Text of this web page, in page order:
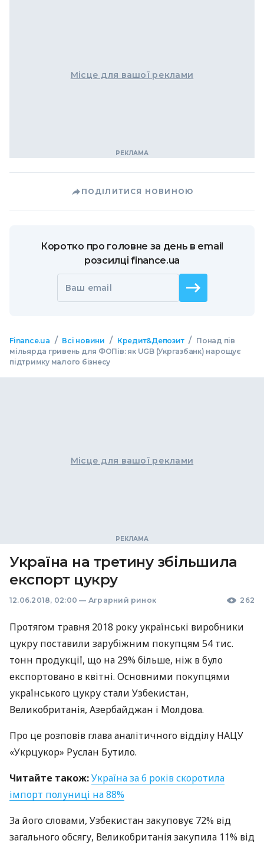
Місце для вашої реклами
ПОДІЛИТИСЯ НОВИНОЮ
Коротко про головне за день в email
розсилці finance.ua
Ваш email
Finance.ua / Всі новини / Кредит&Депозит / Понад пів
мільярда гривень для ФОПів: як UGB (Укргазбанк) нарощує
підтримку малого бізнесу
Місце для вашої реклами
Україна на третину збільшила
експорт цукру
12.06.2018, 02:00 — Аграрний ринок 262
Протягом травня 2018 року українські виробники
цукру поставили зарубіжним покупцям 54 тис.
тонн продукції, що на 29% більше, ніж в було
експортовано в квітні. Основними покупцями
українського цукру стали Узбекистан,
Великобританія, Азербайджан і Молдова.
Про це розповів глава аналітичного відділу НАЦУ
«Укрцукор» Руслан Бутило.
Читайте також:Україна за 6 років скоротила
імпорт полуниці на 88%
За його словами, Узбекистан закуповує 72% від
загального обсягу, Великобританія закупила 11% від